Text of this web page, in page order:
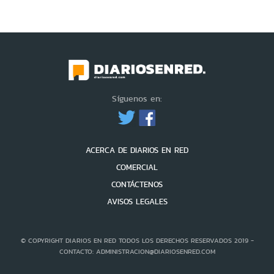
Síguenos en:
ACERCA DE DIARIOS EN RED
COMERCIAL
CONTÁCTENOS
AVISOS LEGALES
© COPYRIGHT DIARIOS EN RED TODOS LOS DERECHOS RESERVADOS 2019 -
CONTACTO: ADMINISTRACION@DIARIOSENRED.COM